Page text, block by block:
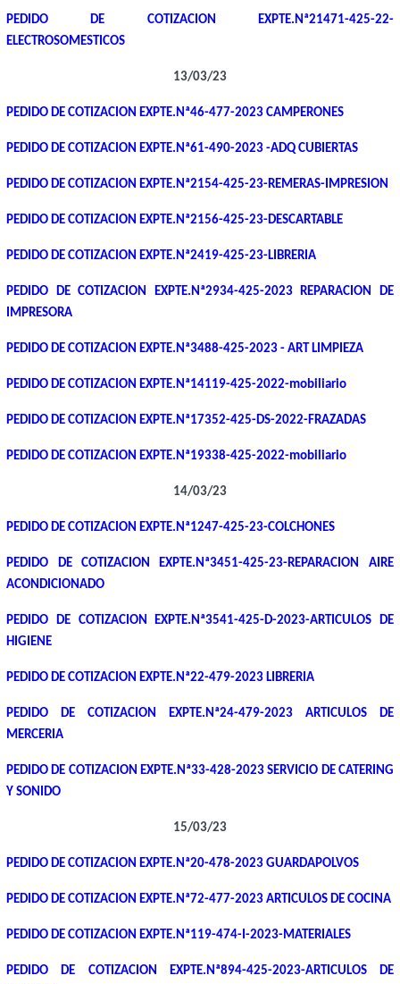
PEDIDO DE COTIZACION EXPTE.Nª21471-425-22-
ELECTROSOMESTICOS
13/03/23
PEDIDO DE COTIZACION EXPTE.Nª46-477-2023 CAMPERONES
PEDIDO DE COTIZACION EXPTE.Nª61-490-2023 -ADQ CUBIERTAS
PEDIDO DE COTIZACION EXPTE.Nª2154-425-23-REMERAS-IMPRESION
PEDIDO DE COTIZACION EXPTE.Nª2156-425-23-DESCARTABLE
PEDIDO DE COTIZACION EXPTE.Nª2419-425-23-LIBRERIA
PEDIDO DE COTIZACION EXPTE.Nª2934-425-2023 REPARACION DE
IMPRESORA
PEDIDO DE COTIZACION EXPTE.Nª3488-425-2023 - ART LIMPIEZA
PEDIDO DE COTIZACION EXPTE.Nª14119-425-2022-mobiliario
PEDIDO DE COTIZACION EXPTE.Nª17352-425-DS-2022-FRAZADAS
PEDIDO DE COTIZACION EXPTE.Nª19338-425-2022-mobiliario
14/03/23
PEDIDO DE COTIZACION EXPTE.Nª1247-425-23-COLCHONES
PEDIDO DE COTIZACION EXPTE.Nª3451-425-23-REPARACION AIRE
ACONDICIONADO
PEDIDO DE COTIZACION EXPTE.Nª3541-425-D-2023-ARTICULOS DE
HIGIENE
PEDIDO DE COTIZACION EXPTE.Nª22-479-2023 LIBRERIA
PEDIDO DE COTIZACION EXPTE.Nª24-479-2023 ARTICULOS DE
MERCERIA
PEDIDO DE COTIZACION EXPTE.Nª33-428-2023 SERVICIO DE CATERING
Y SONIDO
15/03/23
PEDIDO DE COTIZACION EXPTE.Nª20-478-2023 GUARDAPOLVOS
PEDIDO DE COTIZACION EXPTE.Nª72-477-2023 ARTICULOS DE COCINA
PEDIDO DE COTIZACION EXPTE.Nª119-474-I-2023-MATERIALES
PEDIDO DE COTIZACION EXPTE.Nª894-425-2023-ARTICULOS DE